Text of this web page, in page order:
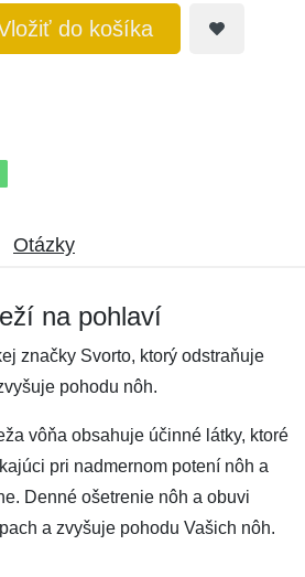
do košíka
Otázky
na pohlaví
značky Svorto, ktorý odstraňuje
pohodu nôh.
vôňa obsahuje účinné látky, ktoré
pri nadmernom potení nôh a
Denné ošetrenie nôh a obuvi
a zvyšuje pohodu Vašich nôh.